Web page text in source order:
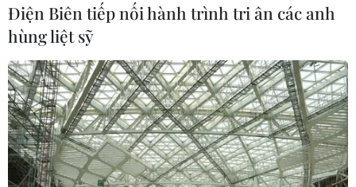
Điện Biên tiếp nối hành trình tri ân các anh
hùng liệt sỹ